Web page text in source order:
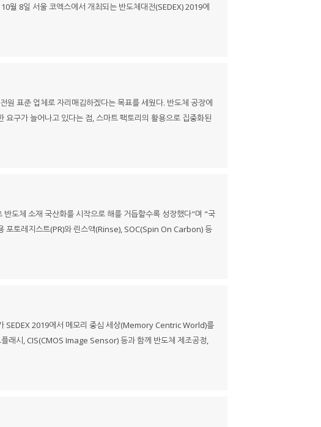
월 8일 서울 코엑스에서 개최되는 반도체대전(SEDEX) 2019에
원 표준 업체로 자리매김하겠다는 목표를 세웠다. 반도체 공장에
구가 늘어나고 있다는 점, 스마트 팩토리의 활용으로 집중화된
도체 소재 국산화를 시작으로 해를 거듭할수록 성장했다"며 "국
포토레지스트(PR)와 린스액(Rinse), SOC(Spin On Carbon) 등
SEDEX 2019에서 메모리 중심 세상(Memory Centric World)를
래시, CIS(CMOS Image Sensor) 등과 함께 반도체 제조공정,